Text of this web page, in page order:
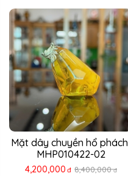
Mặt dây chuyền hổ phách
MHP010422-02
4,200,000 đ 8,400,000 đ